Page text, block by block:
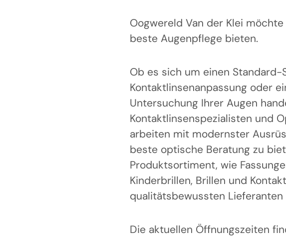
Oogwereld Van der Klei
beste Augenpflege bieten.
Ob es sich um einen Standard-
Kontaktlinsenanpassung oder
Untersuchung Ihrer Augen
Kontaktlinsenspezialisten und
arbeiten mit modernster
beste optische Beratung zu
Produktsortiment, wie
Kinderbrillen, Brillen und
qualitätsbewussten
Die aktuellen Öffnungszeiten